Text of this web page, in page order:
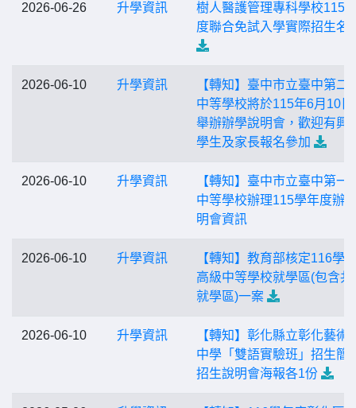
2026-06-26 升學資訊
樹人醫護管理專科學校115
度聯合免試入學實際招生名
2026-06-10 升學資訊
【轉知】臺中市立臺中第二
中等學校將於115年6月10日
舉辦辦學說明會，歡迎有興
學生及家長報名參加
2026-06-10 升學資訊
【轉知】臺中市立臺中第一
中等學校辦理115學年度辦
明會資訊
2026-06-10 升學資訊
【轉知】教育部核定116學
高級中等學校就學區(包含共
就學區)一案
2026-06-10 升學資訊
【轉知】彰化縣立彰化藝術
中學「雙語實驗班」招生簡
招生說明會海報各1份